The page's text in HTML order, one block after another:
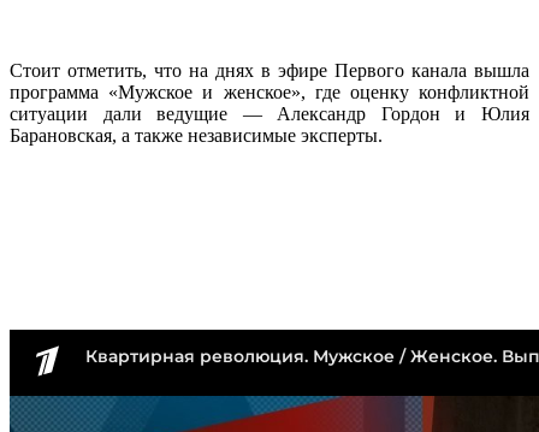
Стоит отметить, что на днях в эфире Первого канала вышла
программа «Мужское и женское», где оценку конфликтной
ситуации дали ведущие — Александр Гордон и Юлия
Барановская, а также независимые эксперты.